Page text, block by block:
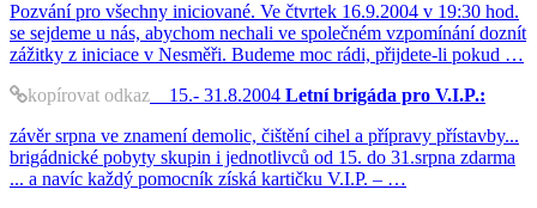
Pozvání pro všechny iniciované. Ve čtvrtek 16.9.2004 v 19:30 hod.
se sejdeme u nás, abychom nechali ve společném vzpomínání doznít
zážitky z iniciace v Nesměři. Budeme moc rádi, přijdete-li pokud …
kopírovat odkaz 15.- 31.8.2004 Letní brigáda pro V.I.P.:
závěr srpna ve znamení demolic, čištění cihel a přípravy přístavby...
brigádnické pobyty skupin i jednotlivců od 15. do 31.srpna zdarma
... a navíc každý pomocník získá kartičku V.I.P. – …